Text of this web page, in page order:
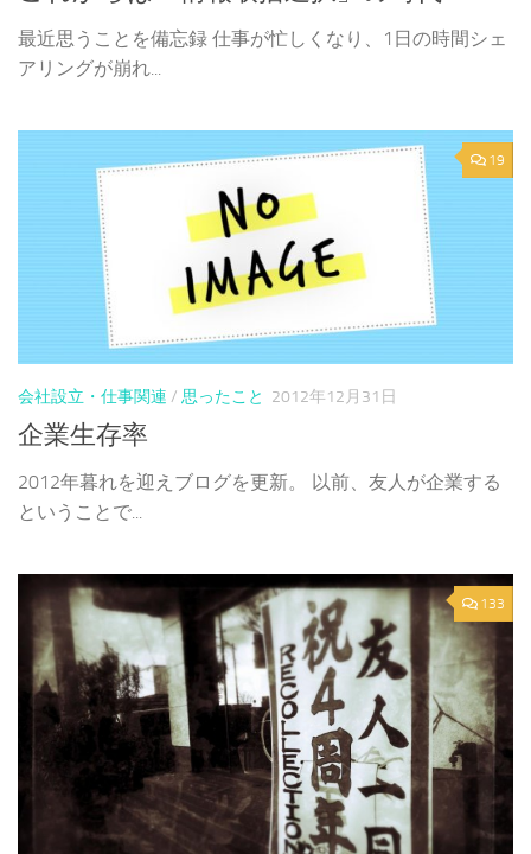
最近思うことを備忘録 仕事が忙しくなり、1日の時間シェ
アリングが崩れ...
19
会社設立・仕事関連 / 思ったこと 2012年12月31日
企業生存率
2012年暮れを迎えブログを更新。 以前、友人が企業する
ということで...
133